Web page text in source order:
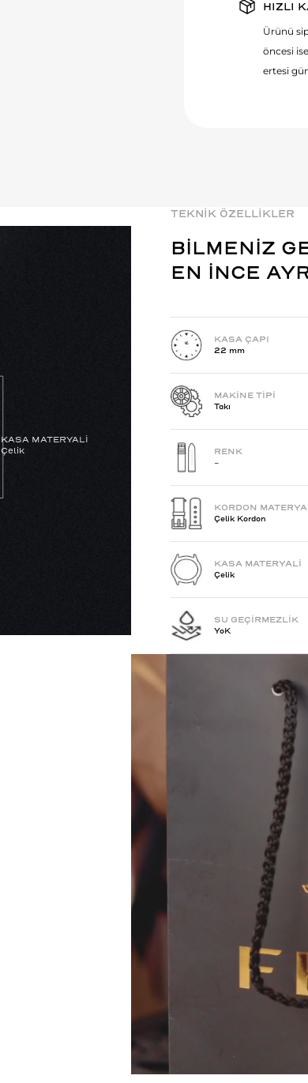
HIZLI
Ürünü
öncesi
ertesi
TEKNİK ÖZELLİKLER
BİLMENİZ
EN İNCE
KASA ÇAPI
22 mm
MAKİNE TİPİ
Takı
RENK
-
KORDON
Çelik Kordon
KASA MATERYALİ
Çelik
SU GEÇİRMEZLİK
YoK
KASA MATERYALİ
Çelik